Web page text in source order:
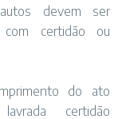
devem ser
com certidão ou
do ato
certidão